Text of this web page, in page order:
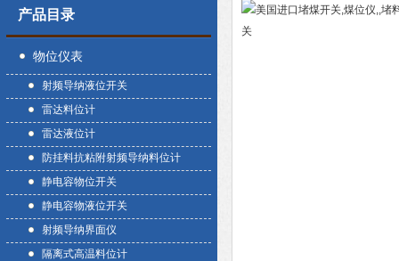
产品目录
物位仪表
射频导纳液位开关
雷达料位计
雷达液位计
防挂料抗粘附射频导纳料位计
静电容物位开关
静电容物液位开关
射频导纳界面仪
隔离式高温料位计